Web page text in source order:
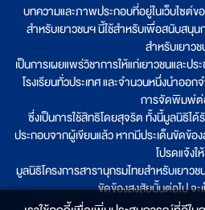
บทความและภาพประกอบที่อยู่ในเว็บไซต์ข
สำหรับเยาวชนฯ นี้ใช้สำหรับเพื่อสนับสนุ
สำหรับเยาว
เป็นการเผยแพร่วิชาการให้แก่เยาวชนและป
โรงเรียนทั่วประเทศ และจำนวนหนึ่งนำออ
การจัดพิมพ์ต่
ซึ่งเป็นการใช้สิทธิโดยสุจริต ทั้งนี้มูลนิธิ
ประกอบจากผู้เขียนแล้ว หากมีประเด็นขัดข้อ
โปรดแจ้งให้
มูลนิธิโครงการสารานุกรมไทยสำหรับเยา
ขัดข้องสงสัยนั้นต่อไป จ